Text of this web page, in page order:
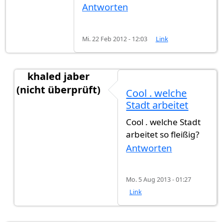
Antworten
Mi. 22 Feb 2012 - 12:03 Link
khaled jaber
(nicht überprüft)
Bei meinem Bruder hat es nach
Cool . welche
Stadt arbeitet
Cool . welche Stadt
arbeitet so fleißig?
Antworten
Mo. 5 Aug 2013 - 01:27
Link